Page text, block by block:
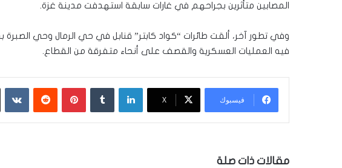
المصابين متأثرين بجراحهم في غارات سابقة استهدفت مدينة غزة.
وفي تطور آخر، ألقت طائرات “كواد كابتر” قنابل في حي الرمال وحي
فيه العمليات العسكرية والقصف على أنحاء متفرقة من القطاع.
فيسبوك ‫X
لينكدإن بينتيريست ‏VKontakte
مقالات ذات صلة